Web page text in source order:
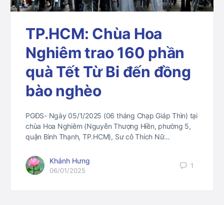
TP.HCM: Chùa Hoa
Nghiêm trao 160 phần
quà Tết Từ Bi đến đồng
bào nghèo
PGĐS- Ngày 05/1/2025 (06 tháng Chạp Giáp Thìn) tại
chùa Hoa Nghiêm (Nguyễn Thượng Hiền, phường 5,
quận Bình Thạnh, TP.HCM), Sư cô Thích Nữ…
Khánh Hưng
06/01/2025
1